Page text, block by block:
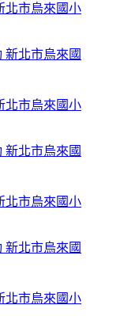
北市烏來國小
北市烏來國小
北市烏來國小
北市烏來國小